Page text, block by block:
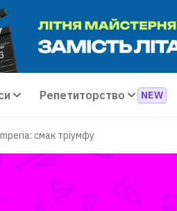
Репетиторство
смак тріумфу